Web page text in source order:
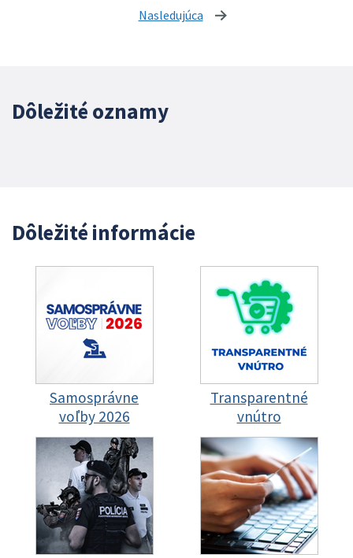
Nasledujúca stránka
Dôležité oznamy
Dôležité informácie
Samosprávne
voľby 2026
Transparentné
vnútro